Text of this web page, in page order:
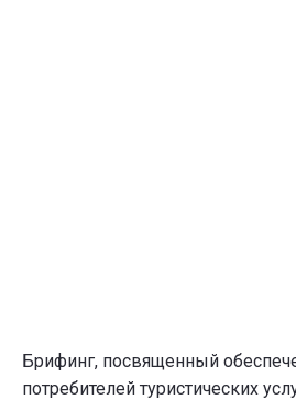
Брифинг, посвященный
потребителей туристических